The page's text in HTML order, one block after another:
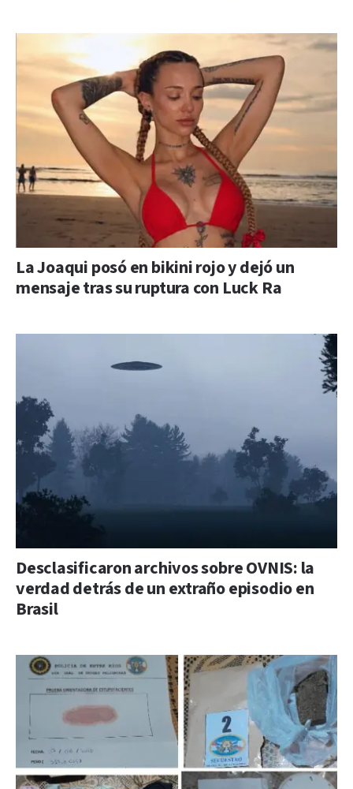
La Joaqui posó en bikini rojo y dejó un
mensaje tras su ruptura con Luck Ra
Desclasificaron archivos sobre OVNIS: la
verdad detrás de un extraño episodio en
Brasil